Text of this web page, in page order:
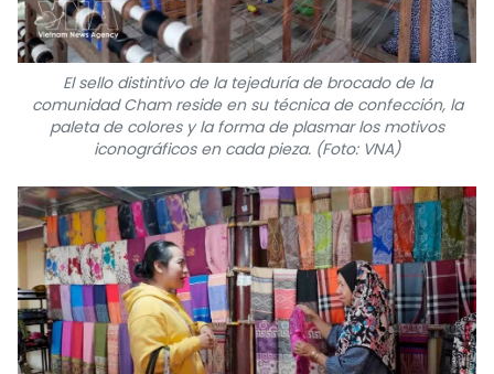
El sello distintivo de la tejeduría de brocado de la
comunidad Cham reside en su técnica de confección, la
paleta de colores y la forma de plasmar los motivos
iconográficos en cada pieza. (Foto: VNA)